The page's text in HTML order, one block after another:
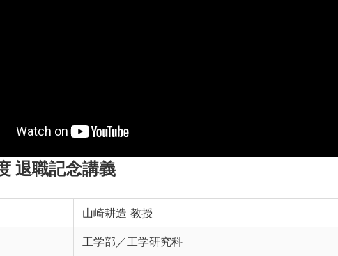
退職記念講義
山崎耕造 教授
工学部／工学研究科